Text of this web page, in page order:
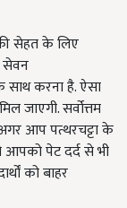
सेहत के लिए
सेवन
करना है. ऐसा
जाएगी. सर्वोत्तम
आप पत्थरचट्टा के
पेट दर्द से भी
को बाहर